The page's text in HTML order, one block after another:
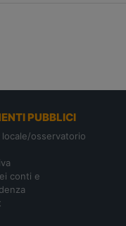
PUBBLICI
osservatorio
conti e